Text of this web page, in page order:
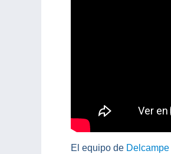
El equipo de Delcampe